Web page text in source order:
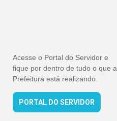
Acesse o Portal do Servidor e
fique por dentro de tudo o que a
Prefeitura está realizando.
PORTAL DO SERVIDOR